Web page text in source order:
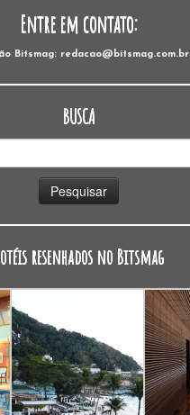
Entre em contato:
Bitsmag: redacao@bitsmag.com.br
BUSCA
resenhados no Bitsmag